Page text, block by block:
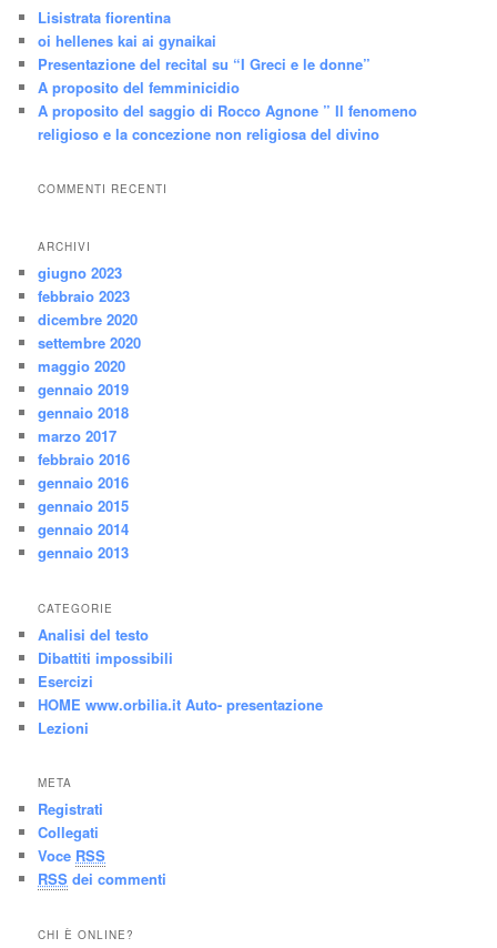
Lisistrata fiorentina
oi hellenes kai ai gynaikai
Presentazione del recital su “I Greci e le donne”
A proposito del femminicidio
A proposito del saggio di Rocco Agnone ” Il fenomeno
religioso e la concezione non religiosa del divino
COMMENTI RECENTI
ARCHIVI
giugno 2023
febbraio 2023
dicembre 2020
settembre 2020
maggio 2020
gennaio 2019
gennaio 2018
marzo 2017
febbraio 2016
gennaio 2016
gennaio 2015
gennaio 2014
gennaio 2013
CATEGORIE
Analisi del testo
Dibattiti impossibili
Esercizi
HOME www.orbilia.it Auto- presentazione
Lezioni
META
Registrati
Collegati
Voce RSS
RSS dei commenti
CHI È ONLINE?